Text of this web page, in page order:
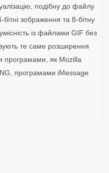
подібну до файлу
зображення та 8-бітну
із файлами GIF без
те саме розширення
програмами, як Mozilla
програмами iMessage